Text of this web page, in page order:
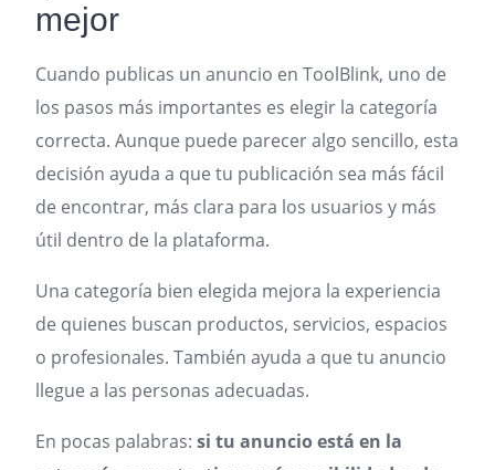
mejor
Cuando publicas un anuncio en ToolBlink, uno de
los pasos más importantes es elegir la categoría
correcta. Aunque puede parecer algo sencillo, esta
decisión ayuda a que tu publicación sea más fácil
de encontrar, más clara para los usuarios y más
útil dentro de la plataforma.
Una categoría bien elegida mejora la experiencia
de quienes buscan productos, servicios, espacios
o profesionales. También ayuda a que tu anuncio
llegue a las personas adecuadas.
En pocas palabras: si tu anuncio está en la